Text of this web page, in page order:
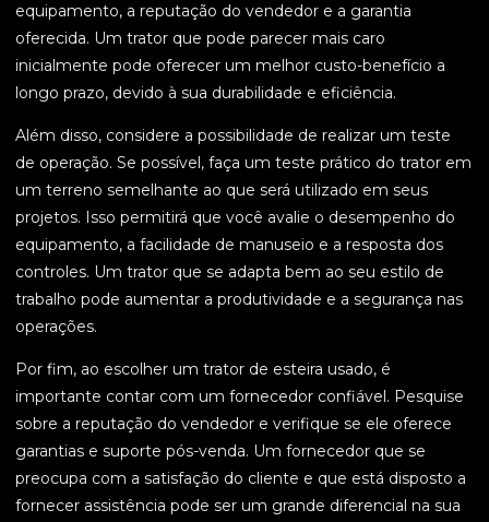
equipamento, a reputação do vendedor e a garantia
oferecida. Um trator que pode parecer mais caro
inicialmente pode oferecer um melhor custo-benefício a
longo prazo, devido à sua durabilidade e eficiência.
Além disso, considere a possibilidade de realizar um teste
de operação. Se possível, faça um teste prático do trator em
um terreno semelhante ao que será utilizado em seus
projetos. Isso permitirá que você avalie o desempenho do
equipamento, a facilidade de manuseio e a resposta dos
controles. Um trator que se adapta bem ao seu estilo de
trabalho pode aumentar a produtividade e a segurança nas
operações.
Por fim, ao escolher um trator de esteira usado, é
importante contar com um fornecedor confiável. Pesquise
sobre a reputação do vendedor e verifique se ele oferece
garantias e suporte pós-venda. Um fornecedor que se
preocupa com a satisfação do cliente e que está disposto a
fornecer assistência pode ser um grande diferencial na sua